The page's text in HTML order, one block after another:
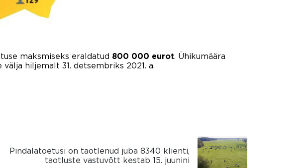
maksmiseks eraldatud 800 000 eurot. Ühikumäära
hiljemalt 31. detsembriks 2021. a.
Pindalatoetusi on taotlenud juba 8340 klienti,
taotluste vastuvõtt kestab 15. juunini